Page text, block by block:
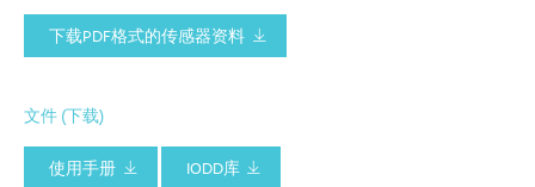
下载PDF格式的传感器资料
文件 (下载)
使用手册
IODD库